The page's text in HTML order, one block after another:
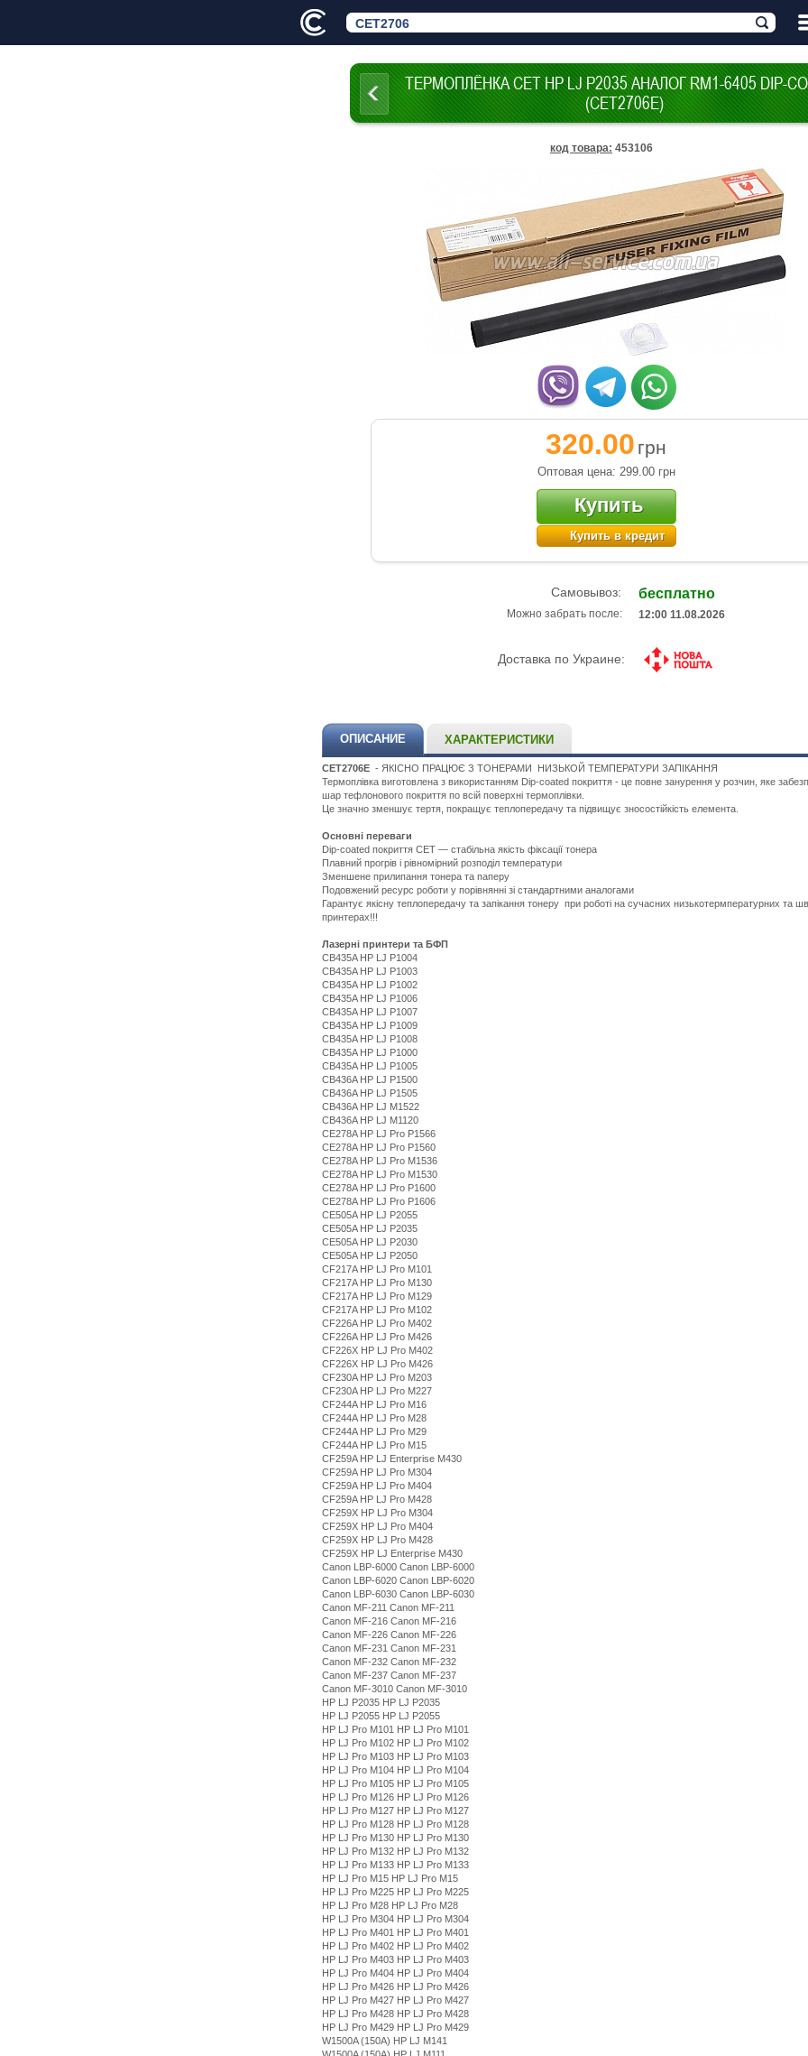
ТЕРМОПЛЁНКА CET HP LJ P2035 АНАЛОГ RM1-6405 DIP-
(CET2706E)
код товара: 453106
320.00 грн
Оптовая цена: 299.00 грн
Купить
Купить в кредит
Самовывоз: бесплатно
Можно забрать после: 12:00 11.08.2026
Доставка по Украине:
ОПИСАНИЕ ХАРАКТЕРИСТИКИ
CET2706E - ЯКІСНО ПРАЦЮЄ З ТОНЕРАМИ НИЗЬКОЙ ТЕМПЕРАТУРИ ЗАПІКАННЯ
Термоплівка виготовлена з використанням Dip-coated покриття - це повне занурення у розчин, яке
шар тефлонового покриття по всій поверхні термоплівки.
Це значно зменшує тертя, покращує теплопередачу та підвищує зносостійкість елемента.
Основні переваги
Dip-coated покриття CET — стабільна якість фіксації тонера
Плавний прогрів і рівномірний розподіл температури
Зменшене прилипання тонера та паперу
Подовжений ресурс роботи у порівнянні зі стандартними аналогами
Гарантує якісну теплопередачу та запікання тонеру при роботі на сучасних низькотермпературних та
принтерах!!!
Лазерні принтери та БФП
CB435A HP LJ P1004
CB435A HP LJ P1003
CB435A HP LJ P1002
CB435A HP LJ P1006
CB435A HP LJ P1007
CB435A HP LJ P1009
CB435A HP LJ P1008
CB435A HP LJ P1000
CB435A HP LJ P1005
CB436A HP LJ P1500
CB436A HP LJ P1505
CB436A HP LJ M1522
CB436A HP LJ M1120
CE278A HP LJ Pro P1566
CE278A HP LJ Pro P1560
CE278A HP LJ Pro M1536
CE278A HP LJ Pro M1530
CE278A HP LJ Pro P1600
CE278A HP LJ Pro P1606
CE505A HP LJ P2055
CE505A HP LJ P2035
CE505A HP LJ P2030
CE505A HP LJ P2050
CF217A HP LJ Pro M101
CF217A HP LJ Pro M130
CF217A HP LJ Pro M129
CF217A HP LJ Pro M102
CF226A HP LJ Pro M402
CF226A HP LJ Pro M426
CF226X HP LJ Pro M402
CF226X HP LJ Pro M426
CF230A HP LJ Pro M203
CF230A HP LJ Pro M227
CF244A HP LJ Pro M16
CF244A HP LJ Pro M28
CF244A HP LJ Pro M29
CF244A HP LJ Pro M15
CF259A HP LJ Enterprise M430
CF259A HP LJ Pro M304
CF259A HP LJ Pro M404
CF259A HP LJ Pro M428
CF259X HP LJ Pro M304
CF259X HP LJ Pro M404
CF259X HP LJ Pro M428
CF259X HP LJ Enterprise M430
Canon LBP-6000 Canon LBP-6000
Canon LBP-6020 Canon LBP-6020
Canon LBP-6030 Canon LBP-6030
Canon MF-211 Canon MF-211
Canon MF-216 Canon MF-216
Canon MF-226 Canon MF-226
Canon MF-231 Canon MF-231
Canon MF-232 Canon MF-232
Canon MF-237 Canon MF-237
Canon MF-3010 Canon MF-3010
HP LJ P2035 HP LJ P2035
HP LJ P2055 HP LJ P2055
HP LJ Pro M101 HP LJ Pro M101
HP LJ Pro M102 HP LJ Pro M102
HP LJ Pro M103 HP LJ Pro M103
HP LJ Pro M104 HP LJ Pro M104
HP LJ Pro M105 HP LJ Pro M105
HP LJ Pro M126 HP LJ Pro M126
HP LJ Pro M127 HP LJ Pro M127
HP LJ Pro M128 HP LJ Pro M128
HP LJ Pro M130 HP LJ Pro M130
HP LJ Pro M132 HP LJ Pro M132
HP LJ Pro M133 HP LJ Pro M133
HP LJ Pro M15 HP LJ Pro M15
HP LJ Pro M225 HP LJ Pro M225
HP LJ Pro M28 HP LJ Pro M28
HP LJ Pro M304 HP LJ Pro M304
HP LJ Pro M401 HP LJ Pro M401
HP LJ Pro M402 HP LJ Pro M402
HP LJ Pro M403 HP LJ Pro M403
HP LJ Pro M404 HP LJ Pro M404
HP LJ Pro M426 HP LJ Pro M426
HP LJ Pro M427 HP LJ Pro M427
HP LJ Pro M428 HP LJ Pro M428
HP LJ Pro M429 HP LJ Pro M429
W1500A (150A) HP LJ M141